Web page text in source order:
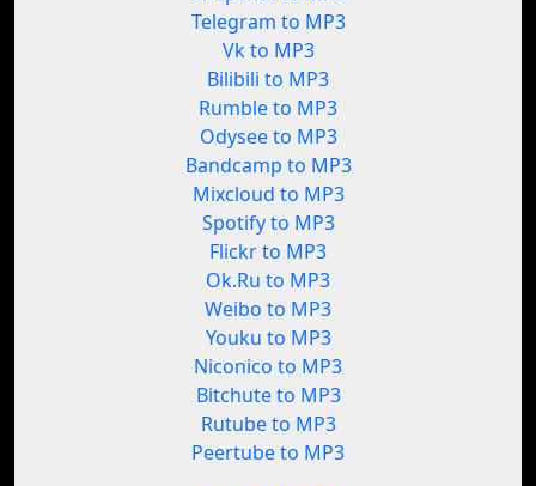
Telegram to MP3
Vk to MP3
Bilibili to MP3
Rumble to MP3
Odysee to MP3
Bandcamp to MP3
Mixcloud to MP3
Spotify to MP3
Flickr to MP3
Ok.Ru to MP3
Weibo to MP3
Youku to MP3
Niconico to MP3
Bitchute to MP3
Rutube to MP3
Peertube to MP3